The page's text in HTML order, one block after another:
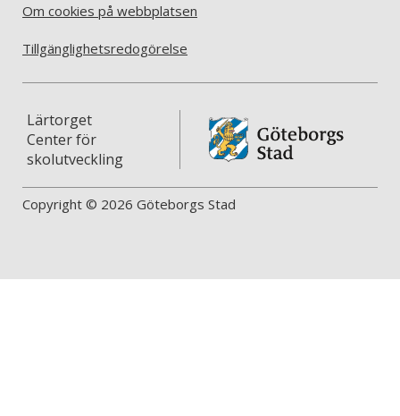
Om cookies på webbplatsen
Tillgänglighetsredogörelse
Lärtorget
Center för
skolutveckling
Copyright © 2026 Göteborgs Stad